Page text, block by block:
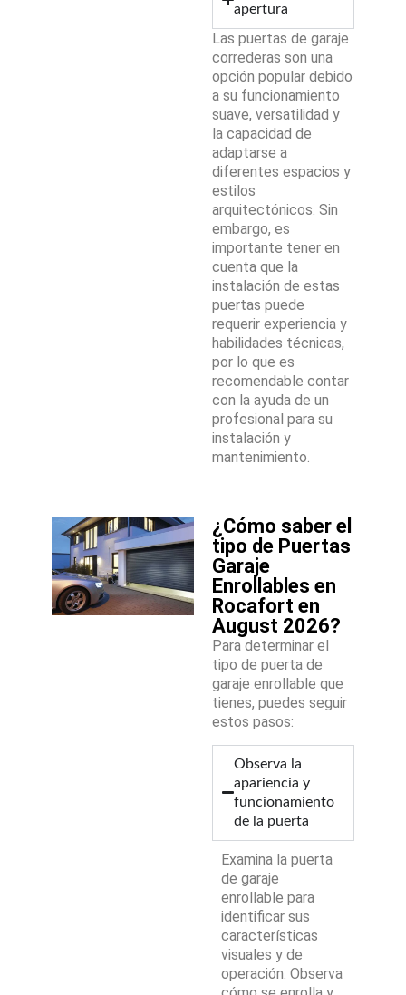
apertura
Las puertas de garaje
correderas son una
opción popular debido
a su funcionamiento
suave, versatilidad y
la capacidad de
adaptarse a
diferentes espacios y
estilos
arquitectónicos. Sin
embargo, es
importante tener en
cuenta que la
instalación de estas
puertas puede
requerir experiencia y
habilidades técnicas,
por lo que es
recomendable contar
con la ayuda de un
profesional para su
instalación y
mantenimiento.
¿Cómo saber el
tipo de Puertas
Garaje
Enrollables en
Rocafort en
August 2026?
Para determinar el
tipo de puerta de
garaje enrollable que
tienes, puedes seguir
estos pasos:
Observa la
apariencia y
funcionamiento
de la puerta
Examina la puerta
de garaje
enrollable para
identificar sus
características
visuales y de
operación. Observa